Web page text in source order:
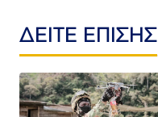
ΔΕΙΤΕ ΕΠΙΣΗΣ